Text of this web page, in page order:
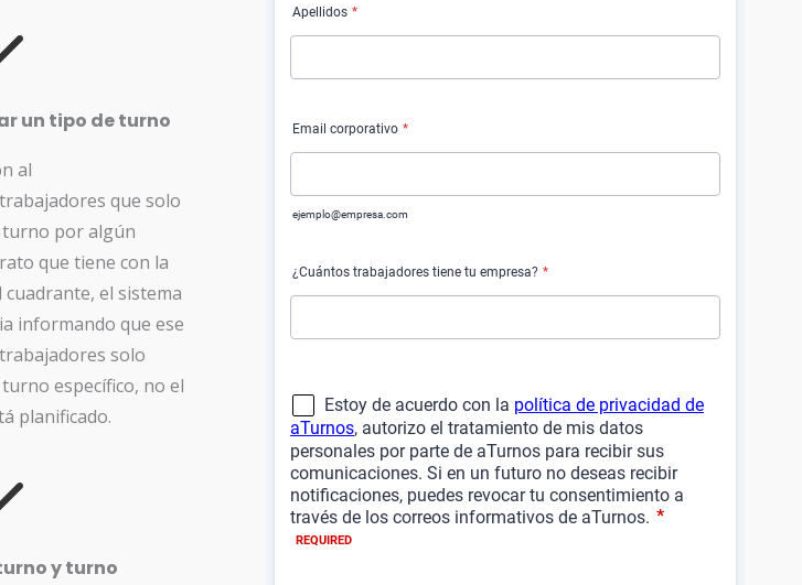
un tipo de turno
al
que solo
turno por algún
que tiene con la
el sistema
informando que ese
solo
específico, no el
planificado.
y turno